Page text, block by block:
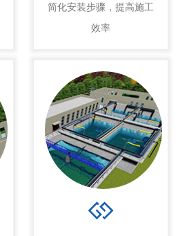
简化安装步骤，提高施工
效率